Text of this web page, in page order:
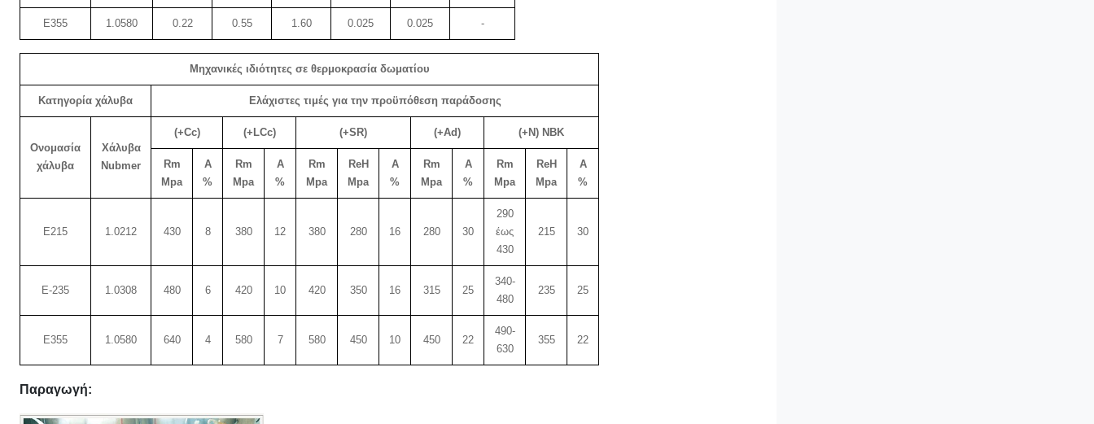
Ε355 1.0580 0.22 0.55 1.60 0.025 0.025 -
Μηχανικές ιδιότητες σε θερμοκρασία δωματίου
Κατηγορία χάλυβα Ελάχιστες τιμές για την προϋπόθεση παράδοσης
Ονομασία
χάλυβα
Χάλυβα
Nubmer
(+Cc) (+LCc) (+SR) (+Ad) (+N) NBK
Rm
Mpa
Α
%
Rm
Mpa
Α
%
Rm
Mpa
ReH
Mpa
Α
%
Rm
Mpa
Α
%
Rm
Mpa
ReH
Mpa
Α
%
Ε215 1.0212 430 8 380 12 380 280 16 280 30
290
έως
430
215 30
Ε-235 1.0308 480 6 420 10 420 350 16 315 25
340-
480
235 25
Ε355 1.0580 640 4 580 7 580 450 10 450 22
490-
630
355 22
Παραγωγή: